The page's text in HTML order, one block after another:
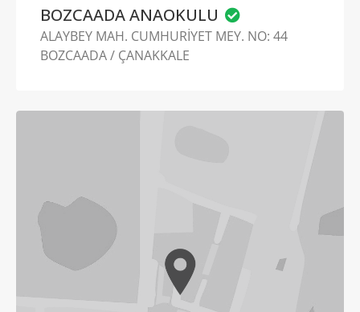
BOZCAADA ANAOKULU
ALAYBEY MAH. CUMHURİYET MEY. NO: 44
BOZCAADA / ÇANAKKALE